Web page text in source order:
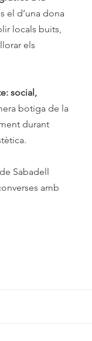
el d’una dona
locals buits,
els
social,
botiga de la
durant
Sabadell
amb